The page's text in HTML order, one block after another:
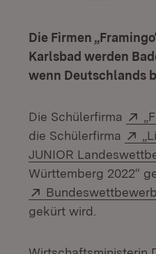
Die Firmen
Karlsbad werden
wenn Deutschlands
Die Schülerfirma
die Schülerfirma
JUNIOR
Württemberg 2022“
Extern:
gekürt wird.